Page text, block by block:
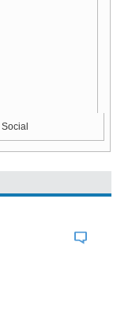
y
(Máximo
y Salud (Helia